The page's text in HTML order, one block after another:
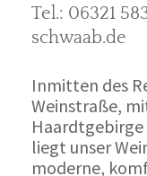
Tel.: 06321
schwaab.de
Inmitten des
Weinstraße,
Haardtgebirge
liegt unser
moderne,